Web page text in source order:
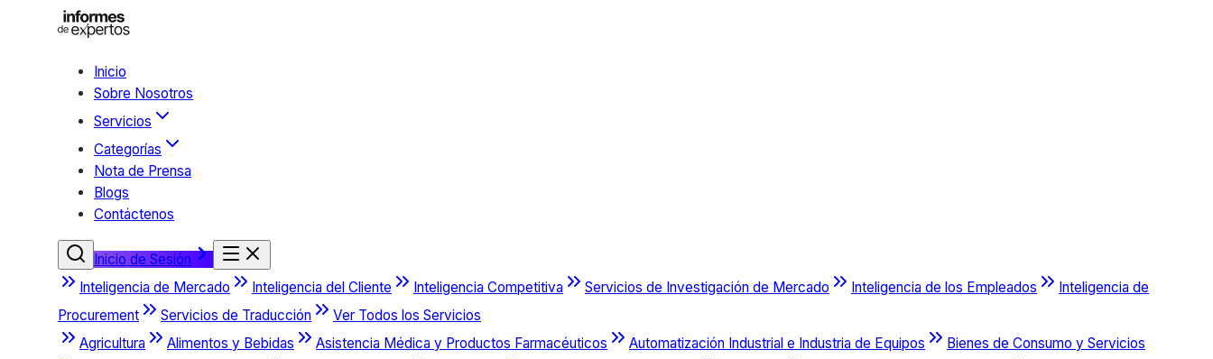
Inicio
Sobre Nosotros
Servicios
Categorías
Nota de Prensa
Blogs
Contáctenos
Inicio de Sesión
Inteligencia de Mercado
Inteligencia del Cliente Inteligencia Competitiva Servicios de Investigación de Mercado Inteligencia de los Empleados
Inteligencia de
Procurement
Servicios de Traducción
Ver Todos los Servicios
Agricultura
Alimentos y Bebidas Asistencia Médica y Productos Farmacéuticos Automatización Industrial e Industria de Equipos
Bienes de Consumo y Servicios